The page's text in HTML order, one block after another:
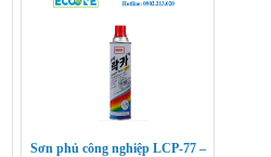
Sơn phủ công nghiệp LCP-77 –